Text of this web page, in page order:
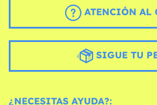
ATENCIÓN AL
SIGUE TU
¿NECESITAS AYUDA?: